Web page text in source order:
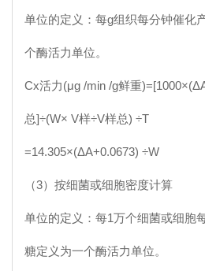
单位的定义：每g组织每分钟催化
个酶活力单位。
Cx活力(μg /min /g鲜重
总]÷(W× V样÷V样总) ÷T
=14.305×(ΔA+0.0673) ÷W
（3）按细菌或细胞密度计算
单位的定义：每1万个细菌或细胞
糖定义为一个酶活力单位。